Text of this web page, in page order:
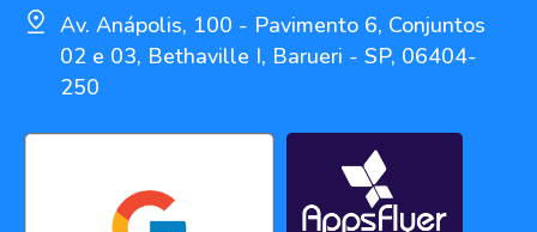
Av. Anápolis, 100 - Pavimento 6, Conjuntos
02 e 03, Bethaville I, Barueri - SP, 06404-
250